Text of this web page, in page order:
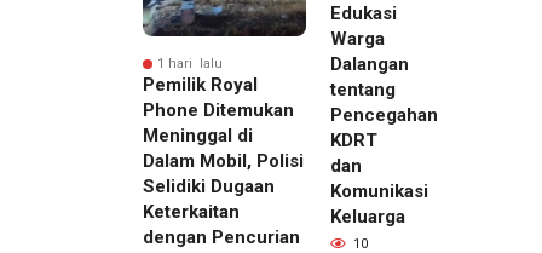
1 hari lalu
Pemilik Royal
Phone Ditemukan
Meninggal di
Dalam Mobil, Polisi
Selidiki Dugaan
Keterkaitan
dengan Pencurian
Edukasi
Warga
Dalangan
tentang
Pencegahan
KDRT
dan
Komunikasi
Keluarga
10